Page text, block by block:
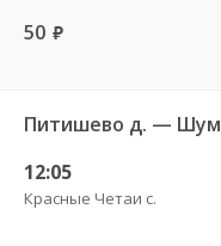
50 руб.
Питишево д. —
12:05
Красные Четаи с.